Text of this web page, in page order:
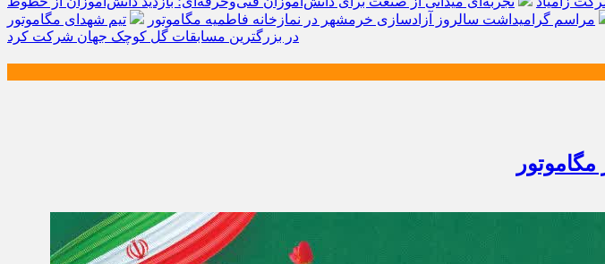
مراسم گرامیداشت سالروز آزادسازی خرمشهر در نمازخانه فاطمیه مگاموتور
تیم شهدای مگاموتور
در بزرگترین مسابقات گل کوچک جهان شرکت کرد